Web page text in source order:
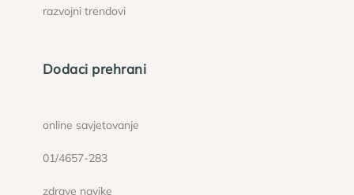
razvojni trendovi
Dodaci prehrani
online savjetovanje
01/4657-283
zdrave navike